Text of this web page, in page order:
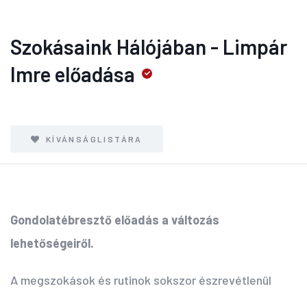
Szokásaink Hálójában - Limpár
Imre előadása
KÍVÁNSÁGLISTÁRA
Gondolatébresztő előadás a változás
lehetőségeiről.
A megszokások és rutinok sokszor észrevétlenül